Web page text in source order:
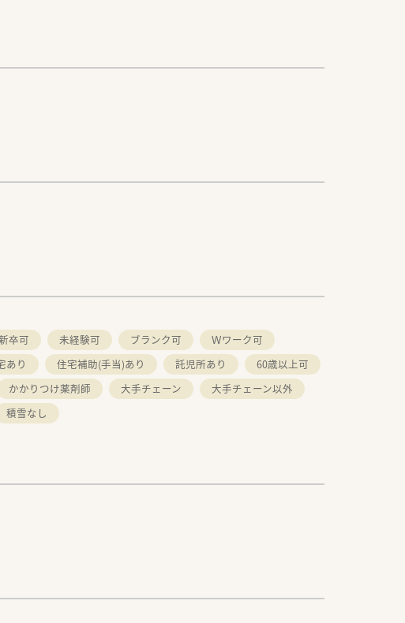
卒可 未経験可 ブランク可
Ｗワーク可
あり 住宅補助(手当)あり 託児所あり
60歳以上可
かかりつけ薬剤師 大手チェーン
大手チェーン以外
積雪なし